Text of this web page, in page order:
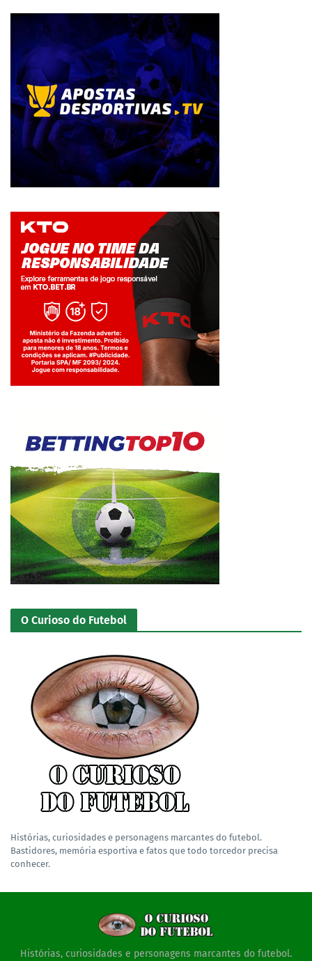
Jogue com responsabilidade. 18+
O Curioso do Futebol
Histórias, curiosidades e personagens marcantes do futebol.
Bastidores, memória esportiva e fatos que todo torcedor precisa
conhecer.
Histórias, curiosidades e personagens marcantes do futebol.